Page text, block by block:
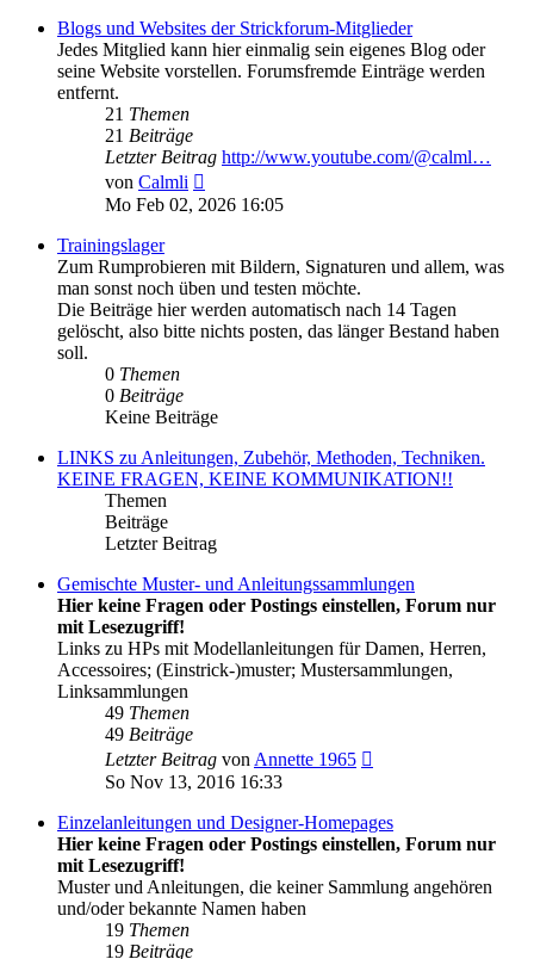
Blogs und Websites der Strickforum-Mitglieder
Jedes Mitglied kann hier einmalig sein eigenes Blog oder
seine Website vorstellen. Forumsfremde Einträge werden
entfernt.
21 Themen
21 Beiträge
Letzter Beitrag http://www.youtube.com/@calml…
von Calmli
Beitrag
Mo Feb 02, 2026 16:05
Trainingslager
Zum Rumprobieren mit Bildern, Signaturen und allem, was
man sonst noch üben und testen möchte.
Die Beiträge hier werden automatisch nach 14 Tagen
gelöscht, also bitte nichts posten, das länger Bestand haben
soll.
0 Themen
0 Beiträge
Keine Beiträge
LINKS zu Anleitungen, Zubehör, Methoden, Techniken.
KEINE FRAGEN, KEINE KOMMUNIKATION!!
Themen
Beiträge
Letzter Beitrag
Gemischte Muster- und Anleitungssammlungen
Hier keine Fragen oder Postings einstellen, Forum nur
mit Lesezugriff!
Links zu HPs mit Modellanleitungen für Damen, Herren,
Accessoires; (Einstrick-)muster; Mustersammlungen,
Linksammlungen
49 Themen
49 Beiträge
Letzter Beitrag vonAnnette 1965
So Nov 13, 2016 16:33
Einzelanleitungen und Designer-Homepages
Hier keine Fragen oder Postings einstellen, Forum nur
mit Lesezugriff!
Muster und Anleitungen, die keiner Sammlung angehören
und/oder bekannte Namen haben
19 Themen
19 Beiträge